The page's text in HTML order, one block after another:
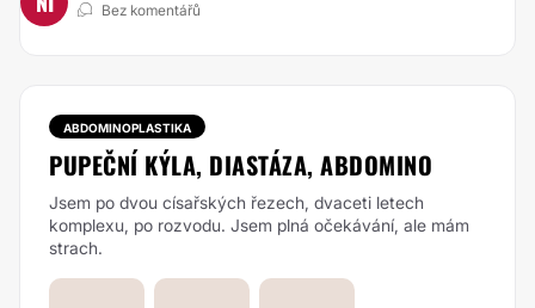
Bez komentářů
ABDOMINOPLASTIKA
PUPEČNÍ KÝLA, DIASTÁZA, ABDOMINO
Jsem po dvou císařských řezech, dvaceti letech
komplexu, po rozvodu. Jsem plná očekávání, ale mám
strach.